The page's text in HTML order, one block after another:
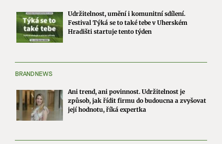
Udržitelnost, umění i komunitní sdílení.
Festival Týká se to také tebe v Uherském
Hradišti startuje tento týden
BRANDNEWS
Ani trend, ani povinnost. Udržitelnost je
způsob, jak řídit firmu do budoucna a zvyšovat
její hodnotu, říká expertka